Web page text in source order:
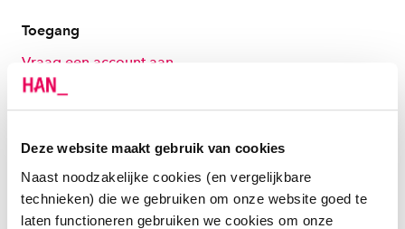
Deze website maakt gebruik van cookies
Naast noodzakelijke cookies (en vergelijkbare
technieken) die we gebruiken om onze website goed te
laten functioneren gebruiken we cookies om onze
Toegang
Vraag een account aan
Licenties